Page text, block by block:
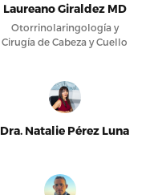
Laureano Giraldez MD
Otorrinolaringología y
Cirugía de Cabeza y Cuello
Dra. Natalie Pérez Luna